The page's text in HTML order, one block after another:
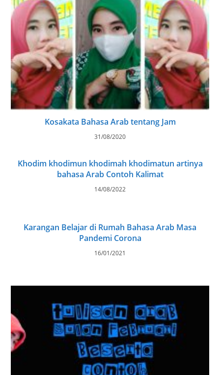
Kosakata Bahasa Arab tentang Jam
31/08/2020
Khodim khodimun khodimah khodimatun artinya
bahasa Arab Contoh Kalimat
14/08/2022
Karangan Belajar di Rumah Bahasa Arab Masa
Pandemi Corona
16/01/2021